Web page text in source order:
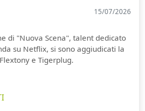
15/07/2026
di "Nuova Scena", talent dedicato
su Netflix, si sono aggiudicati la
e Tigerplug.